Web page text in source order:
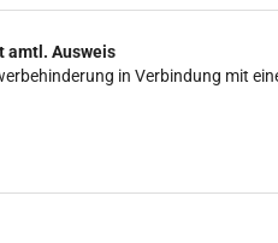
amtl. Ausweis
in Verbindung mit